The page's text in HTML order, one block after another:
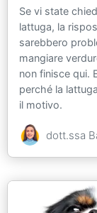
Se vi state
lattuga, la
sarebbero
mangiare
non finisce qui.
perché la
il motivo.
dott.ssa